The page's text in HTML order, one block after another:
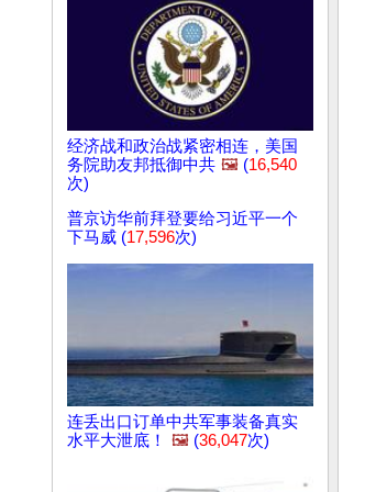
经济战和政治战紧密相连，美国
务院助友邦抵御中共 🖼️ (16,540
次)
普京访华前拜登要给习近平一个
下马威 (17,596次)
连丢出口订单中共军事装备真实
水平大泄底！
🖼️ (36,047次)